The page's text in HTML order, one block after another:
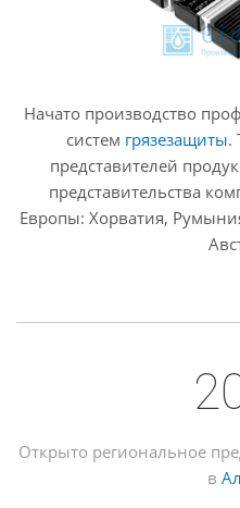
Начато производство
систем грязезащиты.
представителей
представительства
Европы: Хорватия,
Открыто региональное
в